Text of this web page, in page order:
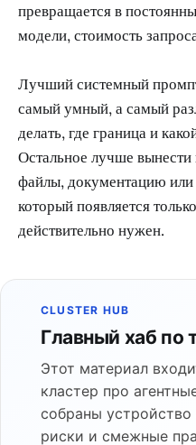
превращается в
модели, стоимость
Лучший системный
самый умный, а самый
делать, где граница и
Остальное лучше вынести
файлы, документацию или
который появляется
действительно нужен.
CLUSTER HUB
Главный хаб по
Этот материал
кластер про
собраны устройство
риски и смежные